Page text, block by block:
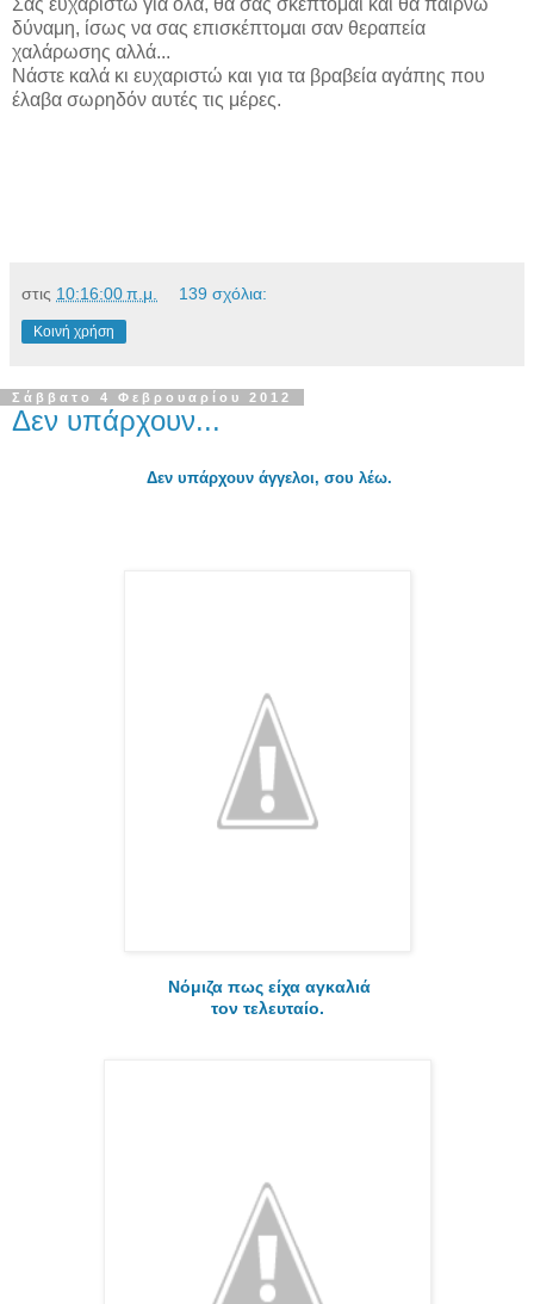
Σας ευχαριστώ για όλα, θα σας σκέπτομαι και θα παίρνω
δύναμη, ίσως να σας επισκέπτομαι σαν θεραπεία
χαλάρωσης αλλά...
Νάστε καλά κι ευχαριστώ και για τα βραβεία αγάπης που
έλαβα σωρηδόν αυτές τις μέρες.
στις 10:16:00 π.μ. 139 σχόλια:
Κοινή χρήση
Σάββατο 4 Φεβρουαρίου 2012
Δεν υπάρχουν...
Δεν υπάρχουν άγγελοι, σου λέω.
Νόμιζα πως είχα αγκαλιά
τον τελευταίο.